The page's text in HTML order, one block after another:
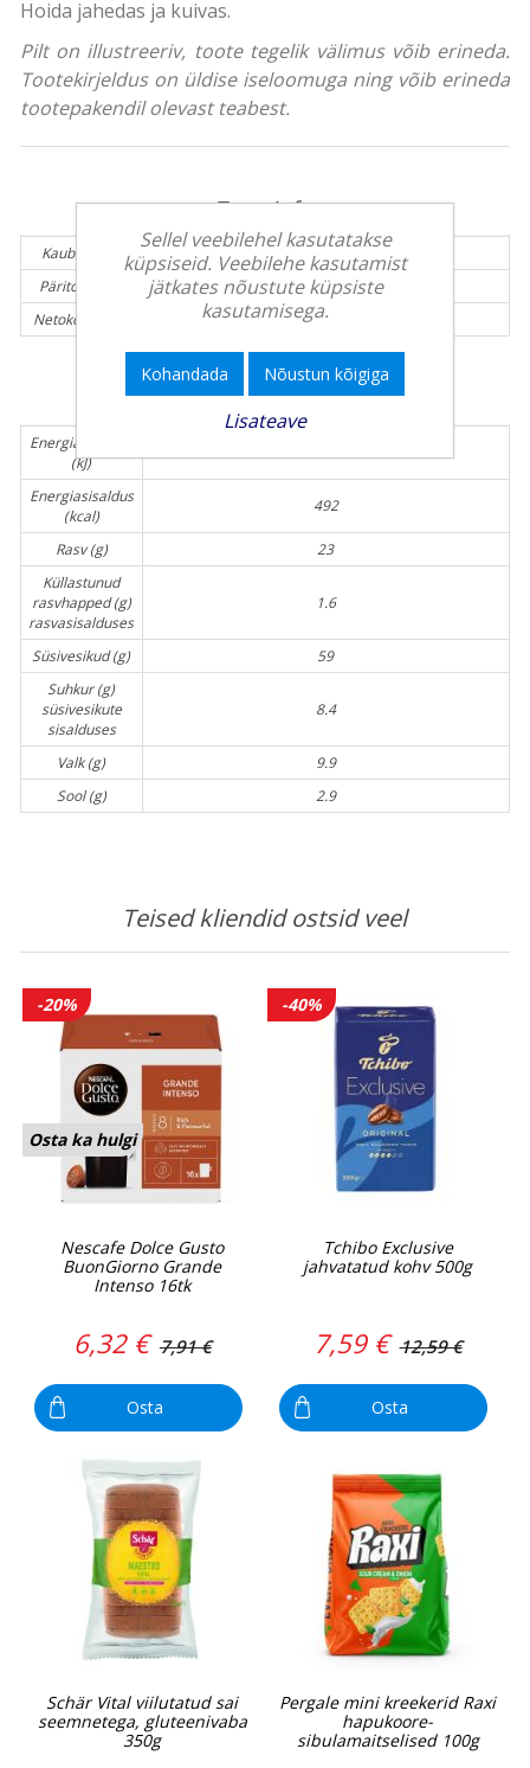
Hoida jahedas ja kuivas.
Pilt on illustreeriv, toote tegelik välimus võib erineda.
Tootekirjeldus on üldise iseloomuga ning võib erineda
tootepakendil olevast teabest.
Tooteinfo:
Kaubamärk:
PERGALE
Päritolumaa:
Leedu
Netokogus (g):
100 g
Toiteväärtus / 100g
Energiasisaldus
(kJ)
Energiasisaldus
(kcal)
492
Rasv (g)
23
Küllastunud
rasvhapped (g)
rasvasisalduses
1.6
Süsivesikud (g)
59
Suhkur (g)
süsivesikute
sisalduses
8.4
Valk (g)
9.9
Sool (g)
2.9
Teised kliendid ostsid veel
-20%
Osta ka hulgi
Nescafe Dolce Gusto
BuonGiorno Grande
Intenso 16tk
6,32 € 7,91 €
Osta
-40%
Tchibo Exclusive
jahvatatud kohv 500g
7,59 € 12,59 €
Osta
Schär Vital viilutatud sai
seemnetega, gluteenivaba
350g
Pergale mini kreekerid Raxi
hapukoore-
sibulamaitselised 100g
Sellel veebilehel kasutatakse
küpsiseid. Veebilehe kasutamist
jätkates nõustute küpsiste
kasutamisega.
Kohandada Nõustun kõigiga
Lisateave